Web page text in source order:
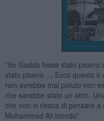
“Se Gadda fosse stato
stato pisano … Ecco questo è
non avrebbe mai potuto non
che sarebbe stato un altro.
che non vi riesca di pensare
Muhammad Ali biondo”